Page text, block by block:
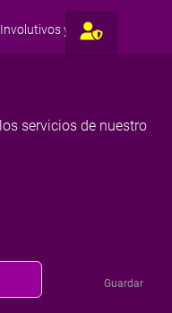
y
el cuerpo humano
servicios de nuestro
Guardar